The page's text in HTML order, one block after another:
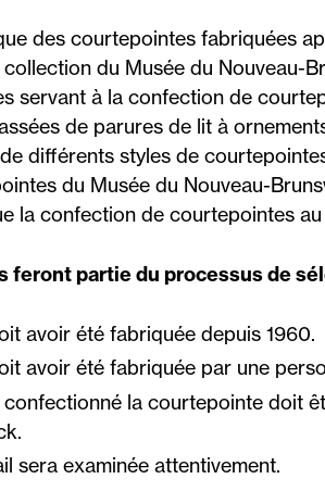
des courtepointes fabriquées
du Musée du Nouveau-
servant à la confection de
de parures de lit à
différents styles de
du Musée du Nouveau-
la confection de courtepointes
feront partie du processus de
avoir été fabriquée depuis 1960.
avoir été fabriquée par une
la courtepointe doit
sera examinée attentivement.